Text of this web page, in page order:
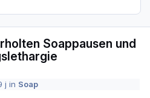
Soappausen und
j in Soap